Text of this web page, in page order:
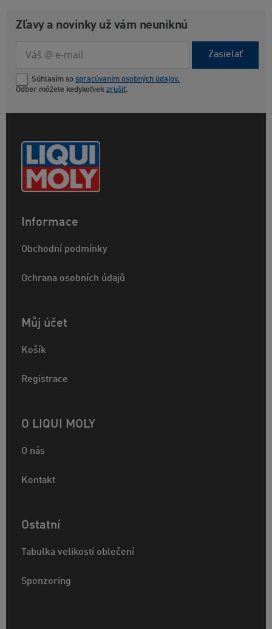
Zľavy a novinky už vám neuniknú
Zasielať
Súhlasím so spracúvaním osobných údajov.
Odber môžete kedykoľvek zrušiť.
Informace
Obchodní podmínky
Ochrana osobních údajů
Můj účet
Košík
Registrace
O LIQUI MOLY
O nás
Kontakt
Ostatní
Tabulka velikostí oblečení
Sponzoring